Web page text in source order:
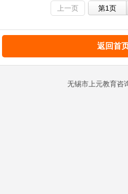
上一页 第1页
返回首
无锡市上元教育咨